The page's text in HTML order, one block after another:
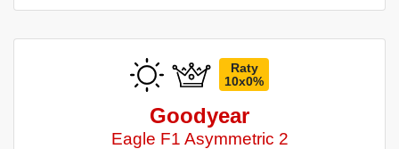
Raty
10x0%
Goodyear
Eagle F1 Asymmetric 2